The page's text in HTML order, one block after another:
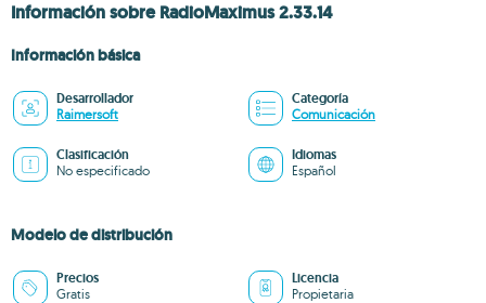
Información sobre RadioMaximus 2.33.14
Información básica
Desarrollador
Raimersoft
Categoría
Comunicación
Clasificación
No especificado
Idiomas
Español
Modelo de distribución
Precios
Gratis
Licencia
Propietaria